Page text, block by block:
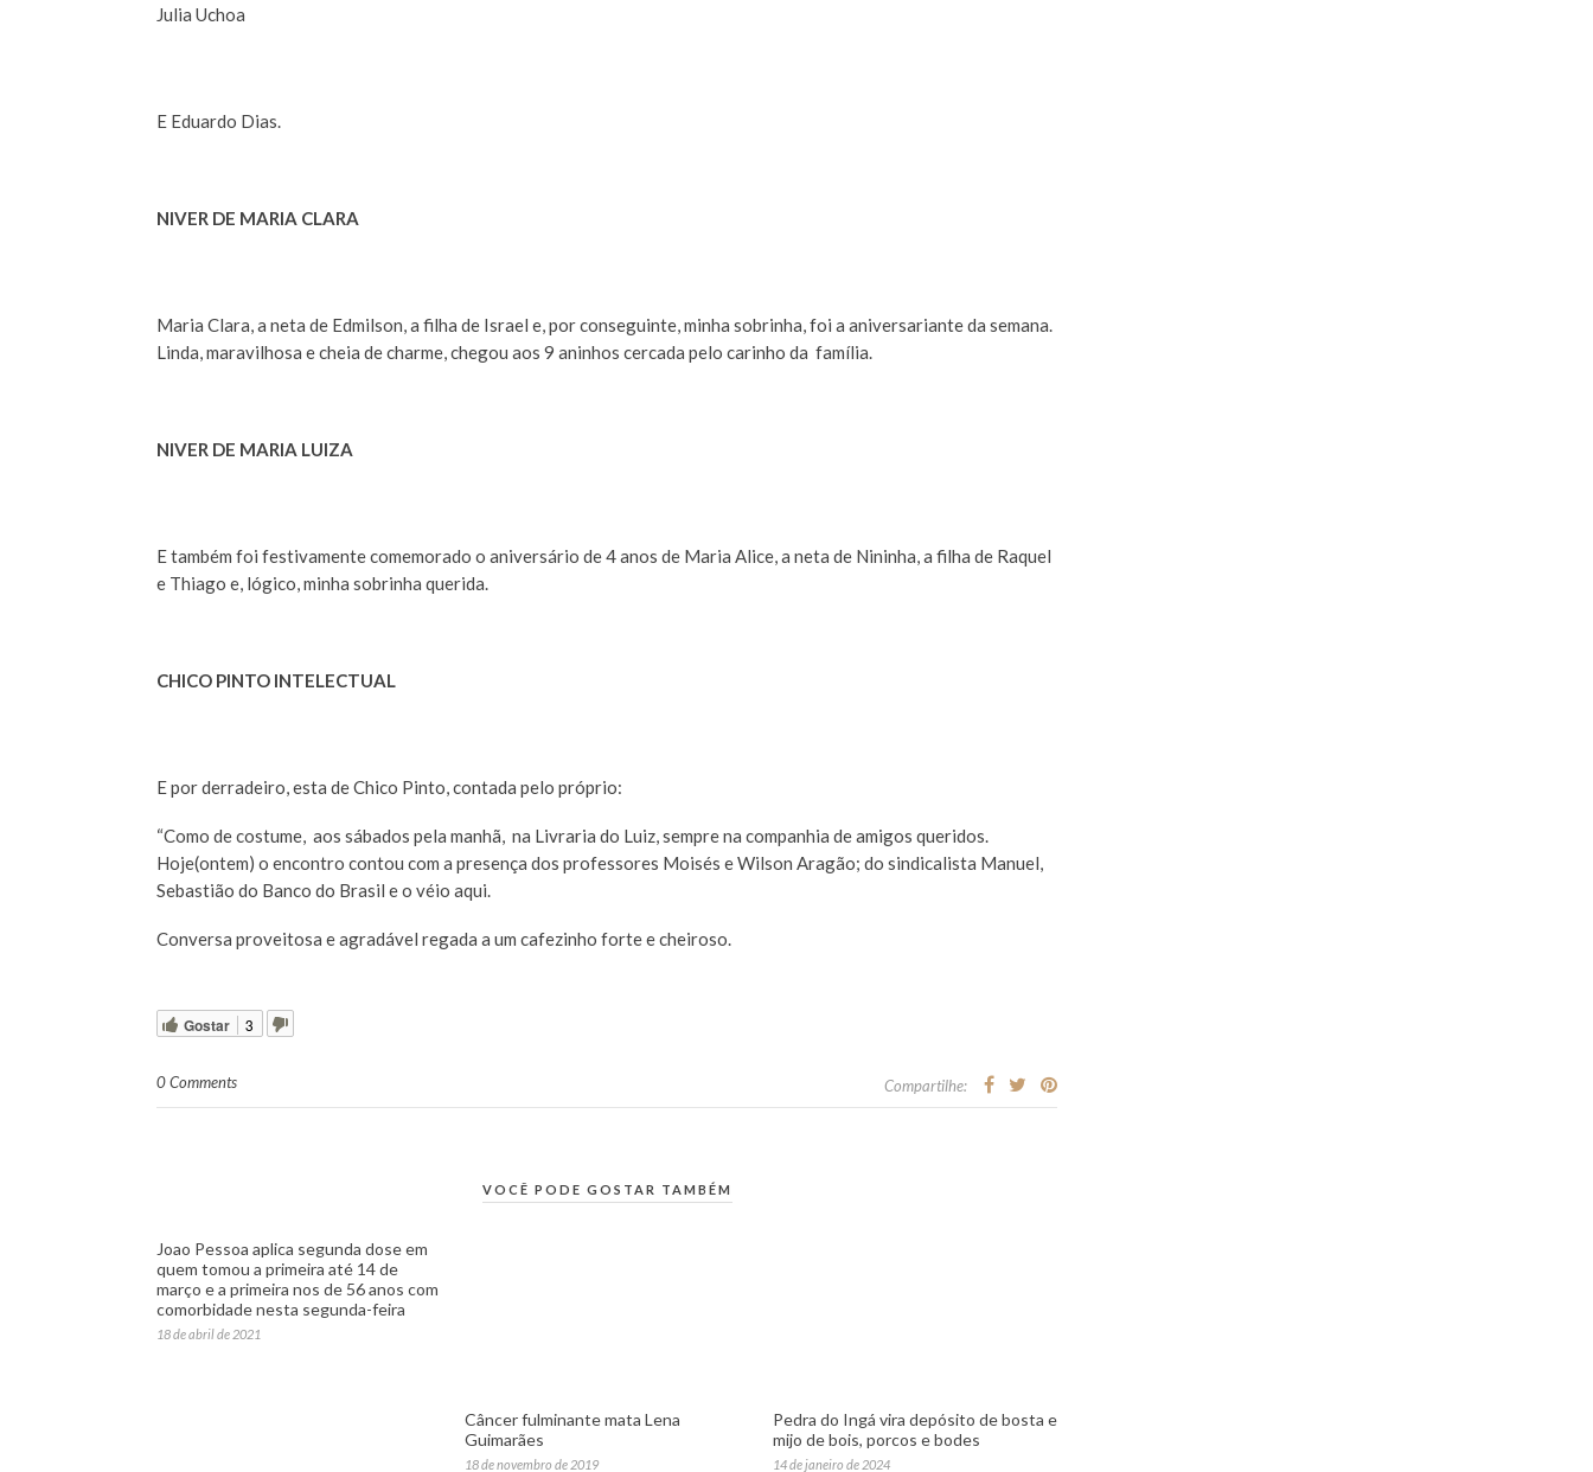
Julia Uchoa
E Eduardo Dias.
NIVER DE MARIA CLARA
Maria Clara, a neta de Edmilson, a filha de Israel e, por conseguinte, minha sobrinha, foi a aniversariante da semana.
Linda, maravilhosa e cheia de charme, chegou aos 9 aninhos cercada pelo carinho da família.
NIVER DE MARIA LUIZA
E também foi festivamente comemorado o aniversário de 4 anos de Maria Alice, a neta de Nininha, a filha de Raquel
e Thiago e, lógico, minha sobrinha querida.
CHICO PINTO INTELECTUAL
E por derradeiro, esta de Chico Pinto, contada pelo próprio:
“Como de costume, aos sábados pela manhã, na Livraria do Luiz, sempre na companhia de amigos queridos.
Hoje(ontem) o encontro contou com a presença dos professores Moisés e Wilson Aragão; do sindicalista Manuel,
Sebastião do Banco do Brasil e o véio aqui.
Conversa proveitosa e agradável regada a um cafezinho forte e cheiroso.
Gostar 3
0 Comments Compartilhe:
VOCÊ PODE GOSTAR TAMBÉM
Joao Pessoa aplica segunda dose em
quem tomou a primeira até 14 de
março e a primeira nos de 56 anos com
comorbidade nesta segunda-feira
18 de abril de 2021
Câncer fulminante mata Lena
Guimarães
18 de novembro de 2019
Pedra do Ingá vira depósito de bosta e
mijo de bois, porcos e bodes
14 de janeiro de 2024